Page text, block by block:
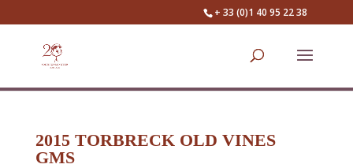
+ 33 (0)1 40 95 22 38
2015 TORBRECK OLD VINES
GMS